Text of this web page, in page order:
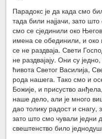
Парадокс је да када смо
тада били најјачи, зато
смо се сјединили око
имена се обединили, и око
се не раздваја. Свети
не раздвајају. Они су
ћивота Светог Василија,
рода нашега. Тако смо и
Божије, и присуство
наше дело, али је много
дао толику радост и снагу,
зато што смо чували једни
свештенство било